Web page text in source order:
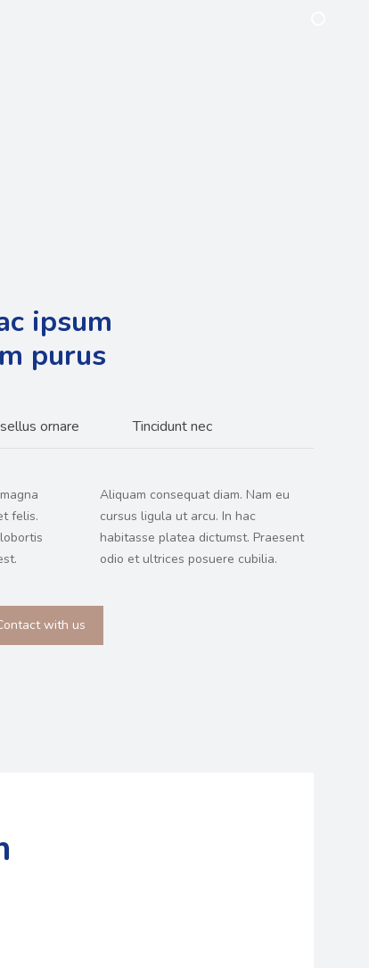
ipsum
purus
ornare Tincidunt nec
felis.
Aliquam consequat diam. Nam eu
cursus ligula ut arcu. In hac
habitasse platea dictumst. Praesent
odio et ultrices posuere cubilia.
with us